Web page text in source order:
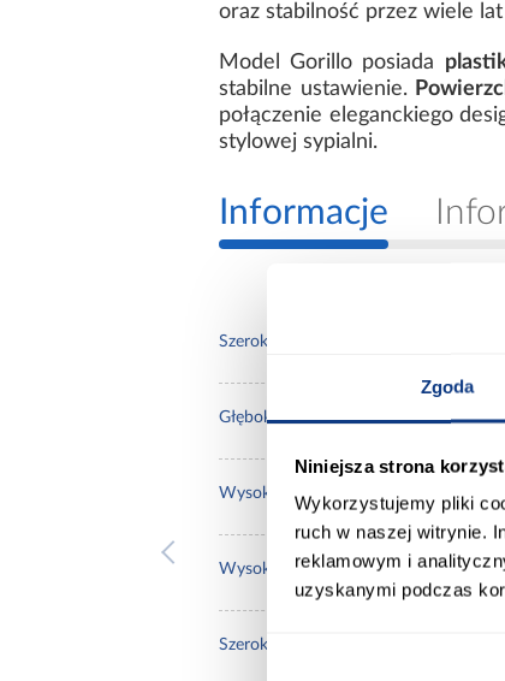
Zgoda
Niniejsza strona
Wykorzystujemy pliki
ruch w naszej witrynie.
reklamowym i
uzyskanymi podczas
oraz stabilność przez wiele
Model Gorillo posiada
stabilne ustawienie.
połączenie eleganckiego
stylowej sypialni.
Informacje
Szerokość [cm]:
Głębokość [cm]:
Wysokość [cm]:
Wysokość do siedziska [cm]:
Szerokość pow. spania [cm]: